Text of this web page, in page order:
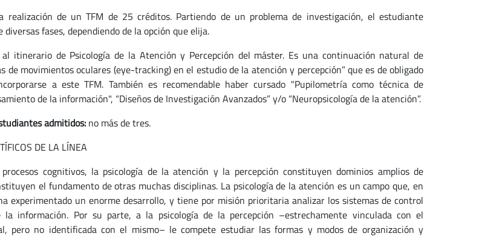
realización de un TFM de 25 créditos. Partiendo de un problema de investigación, el estudiante
diversas fases, dependiendo de la opción que elija.
itinerario de Psicología de la Atención y Percepción del máster. Es una continuación natural de
de movimientos oculares (eye-tracking) en el estudio de la atención y percepción” que es de obligado
a este TFM. También es recomendable haber cursado "Pupilometría como técnica de
de la información", “Diseños de Investigación Avanzados” y/o “Neuropsicología de la atención”.
admitidos:no más de tres.
DE LA LÍNEA
cognitivos, la psicología de la atención y la percepción constituyen dominios amplios de
el fundamento de otras muchas disciplinas. La psicología de la atención es un campo que, en
experimentado un enorme desarrollo, y tiene por misión prioritaria analizar los sistemas de control
la información. Por su parte, a la psicología de la percepción –estrechamente vinculada con el
pero no identificada con el mismo– le compete estudiar las formas y modos de organización y